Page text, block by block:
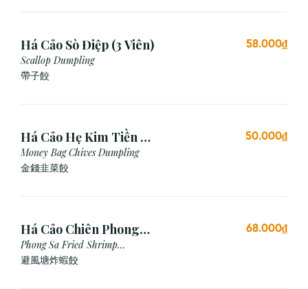
Há Cảo Sò Điệp (3 Viên)
Scallop Dumpling
帶子餃
58.000₫
Há Cảo Hẹ Kim Tiền (3
Viên)
Money Bag Chives Dumpling
金錢韭菜餃
50.000₫
Há Cảo Chiên Phong
Sa
Phong Sa Fried Shrimp
Dumpling (Garlic Breadcrumb)
避風塘炸蝦餃
68.000₫